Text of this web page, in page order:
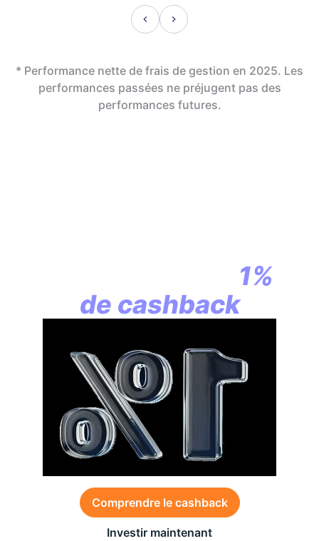
* Performance nette de frais de gestion en 2025. Les
performances passées ne préjugent pas des
performances futures.
1%
de cashback
Comprendre le cashback
Investir maintenant